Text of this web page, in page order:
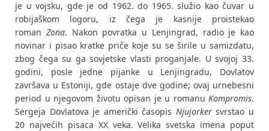
je u vojsku, gde je od 1962. do 1965. služio kao čuvar u
robijaškom logoru, iz čega je kasnije proistekao
roman Zona. Nakon povratka u Lenjingrad, radio je kao
novinar i pisao kratke priče koje su se širile u samizdatu,
zbog čega su ga sovjetske vlasti proganjale. U svojoj 33.
godini, posle jedne pijanke u Lenjingradu, Dovlatov
završava u Estoniji, gde ostaje dve godine; ovaj urnebesni
period u njegovom životu opisan je u romanu Kompromis.
Sergeja Dovlatova je američki časopis Njujorkersvrstao u
20 najvećih pisaca XX veka. Velika svetska imena poput